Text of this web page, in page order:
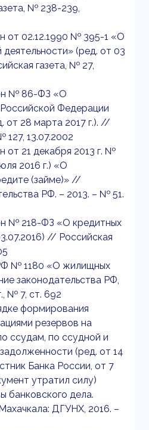
№ 238-239,
от 02.12.1990 № 395-1 «О
деятельности» (ред. от 03
газета, № 27,
№ 86-ФЗ «О
Федерации
от 28 марта 2017 г.). //
127, 13.07.2002
от 21 декабря 2013 г. №
2016 г.) «О
(займе)» //
РФ. – 2013. – № 51.
№ 218-ФЗ «О кредитных
// Российская
№ 1180 «О жилищных
законодательства РФ,
№ 7, ст. 692
формирования
резервов на
ссудам, по ссудной и
(ред. от 14
Банка России, от 7
утратил силу)
банковского дела.
ДГУНХ, 2016. –